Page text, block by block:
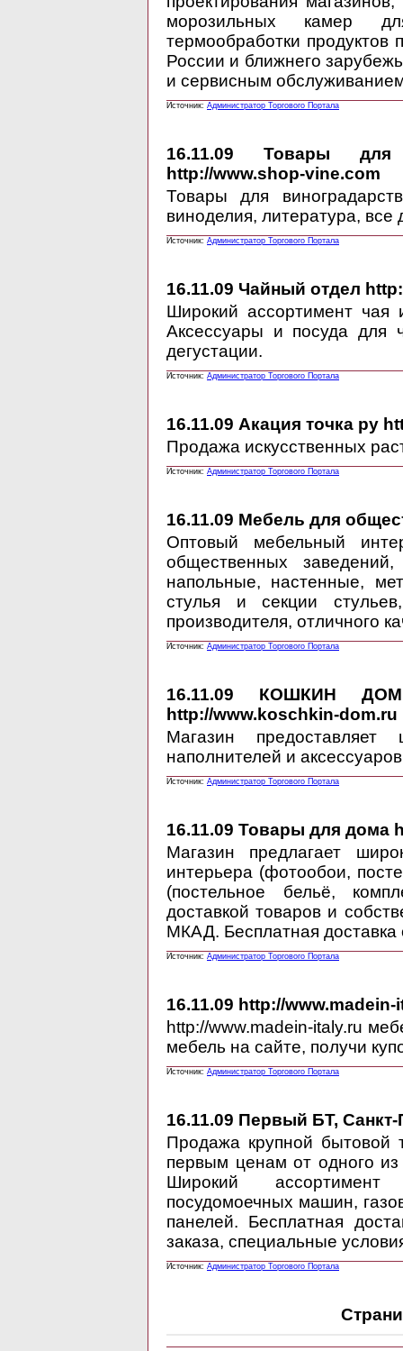
морозильных камер
термообработки продуктов
России и ближнего
и сервисным
Источник: Администратор Торгового Портала
16.11.09 Товары для
http://www.shop-vine.com
Товары для
виноделия, литература,
Источник: Администратор Торгового Портала
16.11.09 Чайный отдел
Широкий ассортимент
Аксессуары и посуда для
дегустации.
Источник: Администратор Торгового Портала
16.11.09 Акация точка ру
Продажа искусственных
Источник: Администратор Торгового Портала
16.11.09 Мебель для
Оптовый мебельный
общественных
напольные, настенные,
стулья и секции
производителя, отличного
Источник: Администратор Торгового Портала
16.11.09 КОШКИН ДОМ
http://www.koschkin-dom.ru
Магазин
наполнителей и
Источник: Администратор Торгового Портала
16.11.09 Товары для дома
Магазин предлагает
интерьера (фотообои,
(постельное бельё,
доставкой товаров и
МКАД. Бесплатная доставка
Источник: Администратор Торгового Портала
16.11.09 http://
http://www.madein-italy.ru
мебель на сайте, получи
Источник: Администратор Торгового Портала
16.11.09 Первый БТ, Санкт-
Продажа крупной бытовой
первым ценам от одного
Широкий
посудомоечных машин,
панелей. Бесплатная
заказа, специальные
Источник: Администратор Торгового Портала